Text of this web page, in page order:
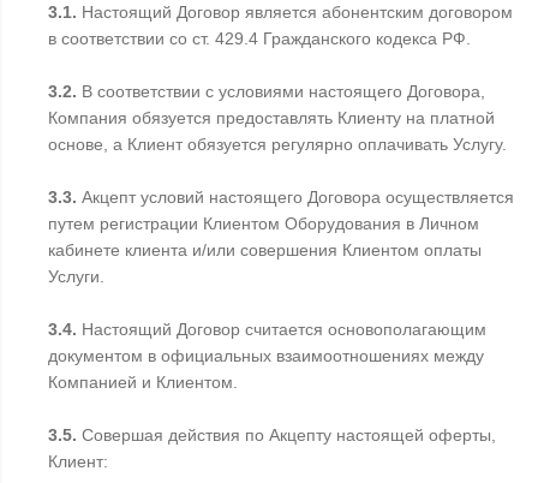
3.1. Настоящий Договор является абонентским договором
в соответствии со ст. 429.4 Гражданского кодекса РФ.
3.2. В соответствии с условиями настоящего Договора,
Компания обязуется предоставлять Клиенту на платной
основе, а Клиент обязуется регулярно оплачивать Услугу.
3.3. Акцепт условий настоящего Договора осуществляется
путем регистрации Клиентом Оборудования в Личном
кабинете клиента и/или совершения Клиентом оплаты
Услуги.
3.4. Настоящий Договор считается основополагающим
документом в официальных взаимоотношениях между
Компанией и Клиентом.
3.5. Совершая действия по Акцепту настоящей оферты,
Клиент: